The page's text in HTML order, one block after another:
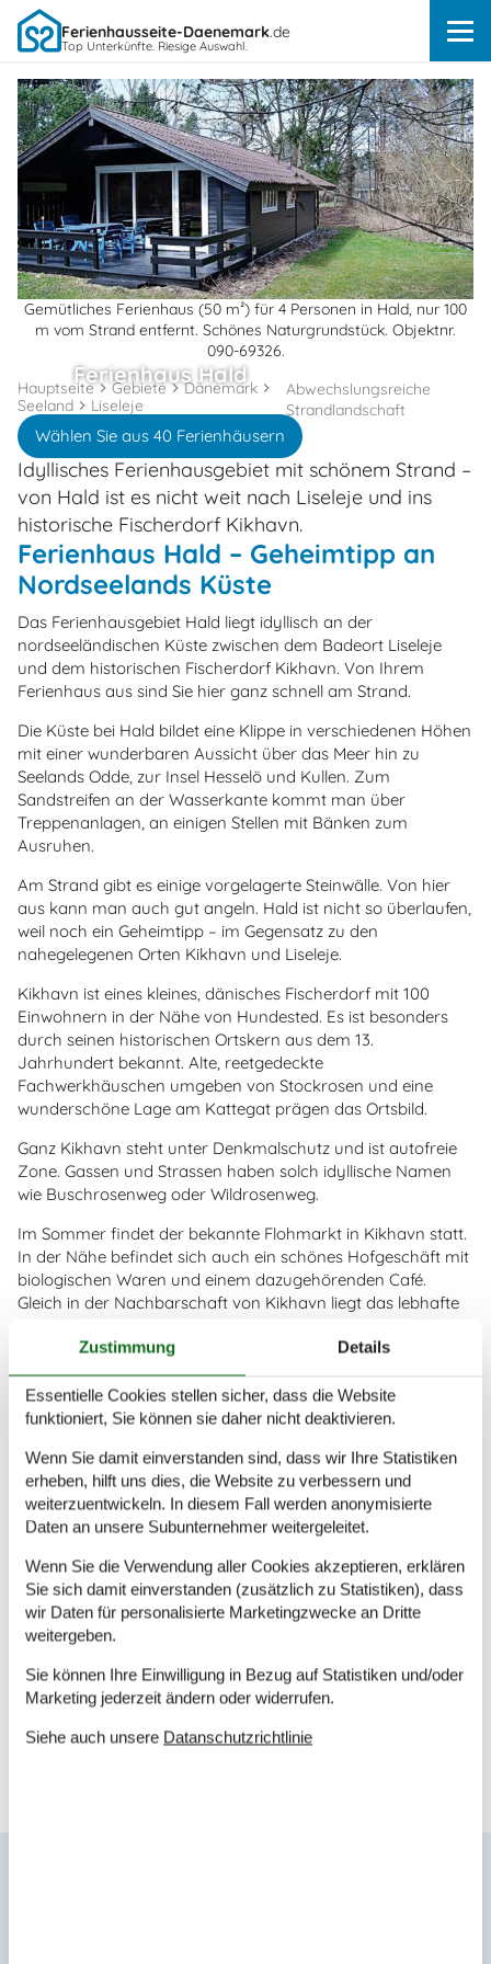
Ferienhausseite-Daenemark.de
Top Unterkünfte. Riesige Auswahl.
Gemütliches Ferienhaus (50 m²) für 4 Personen in Hald, nur 100
m vom Strand entfernt. Schönes Naturgrundstück. Objektnr.
090-69326.
Ferienhaus Hald
Wählen Sie aus 40 Ferienhäusern
Hauptseite Gebiete
Dänemark
Seeland
Liseleje
Abwechslungsreiche
Strandlandschaft
Idyllisches Ferienhausgebiet mit schönem Strand –
von Hald ist es nicht weit nach Liseleje und ins
historische Fischerdorf Kikhavn.
Ferienhaus Hald – Geheimtipp an
Nordseelands Küste
Das Ferienhausgebiet Hald liegt idyllisch an der
nordseeländischen Küste zwischen dem Badeort Liseleje
und dem historischen Fischerdorf Kikhavn. Von Ihrem
Ferienhaus aus sind Sie hier ganz schnell am Strand.
Die Küste bei Hald bildet eine Klippe in verschiedenen Höhen
mit einer wunderbaren Aussicht über das Meer hin zu
Seelands Odde, zur Insel Hesselö und Kullen. Zum
Sandstreifen an der Wasserkante kommt man über
Treppenanlagen, an einigen Stellen mit Bänken zum
Ausruhen.
Am Strand gibt es einige vorgelagerte Steinwälle. Von hier
aus kann man auch gut angeln. Hald ist nicht so überlaufen,
weil noch ein Geheimtipp – im Gegensatz zu den
nahegelegenen Orten Kikhavn und Liseleje.
Kikhavn ist eines kleines, dänisches Fischerdorf mit 100
Einwohnern in der Nähe von Hundested. Es ist besonders
durch seinen historischen Ortskern aus dem 13.
Jahrhundert bekannt. Alte, reetgedeckte
Fachwerkhäuschen umgeben von Stockrosen und eine
wunderschöne Lage am Kattegat prägen das Ortsbild.
Ganz Kikhavn steht unter Denkmalschutz und ist autofreie
Zone. Gassen und Strassen haben solch idyllische Namen
wie Buschrosenweg oder Wildrosenweg.
Im Sommer findet der bekannte Flohmarkt in Kikhavn statt.
In der Nähe befindet sich auch ein schönes Hofgeschäft mit
biologischen Waren und einem dazugehörenden Café.
Gleich in der Nachbarschaft von Kikhavn liegt das lebhafte
ins Kattegat. Hier kann man schön bummeln und das
maritime Flair erleben.
Östlich von Hald reihen sich die mondänen Badeorte an der
nordseeländischen Küste auf wie Perlen an der Schnur:
Liseleje, Tisvildeleje, Raageleje und Gilleleje. Überall gibt es
Ferienhausgebiete mit allen erdenklichen
Serviceeinrichtungen und Aktivitäten.
Buchen Sie jetzt Ihr Ferienhaus
Buchen Sie jetzt Ihr Ferienhaus und genießen Sie
einen fantastischen Urlaub voller Erlebnisse und
Entspannung.
Zustimmung Details
Essentielle Cookies stellen sicher, dass die Website
funktioniert, Sie können sie daher nicht deaktivieren.
Wenn Sie damit einverstanden sind, dass wir Ihre Statistiken
erheben, hilft uns dies, die Website zu verbessern und
weiterzuentwickeln. In diesem Fall werden anonymisierte
Daten an unsere Subunternehmer weitergeleitet.
Wenn Sie die Verwendung aller Cookies akzeptieren, erklären
Sie sich damit einverstanden (zusätzlich zu Statistiken), dass
wir Daten für personalisierte Marketingzwecke an Dritte
weitergeben.
Sie können Ihre Einwilligung in Bezug auf Statistiken und/oder
Marketing jederzeit ändern oder widerrufen.
Siehe auch unsere Datanschutzrichtlinie